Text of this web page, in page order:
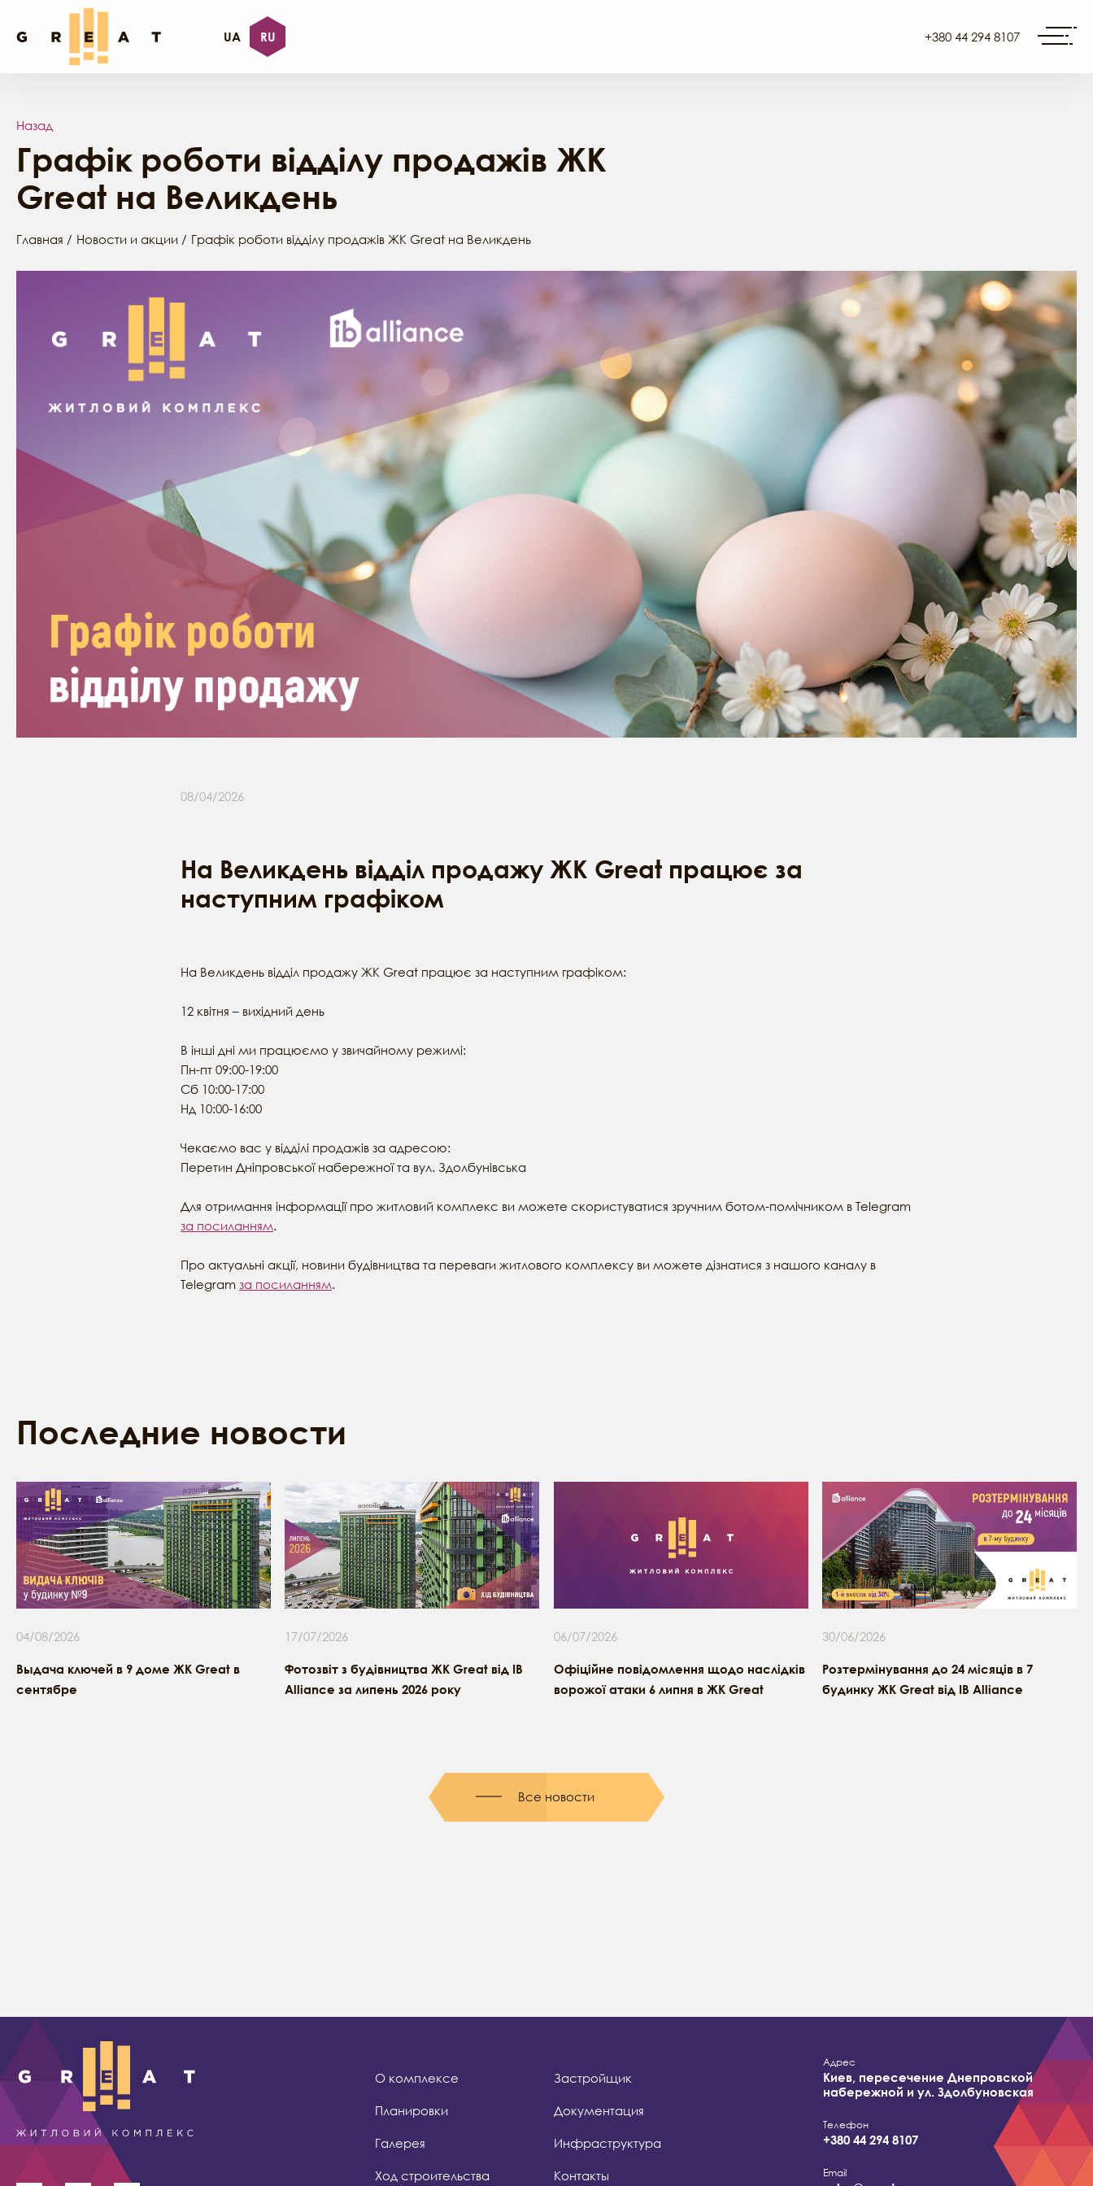
UA RU +380 44 294 8107
Назад
Графік роботи відділу продажів ЖК
Great на Великдень
Главная Новости и акции Графік роботи відділу продажів ЖК Great на Великдень
08/04/2026
На Великдень відділ продажу ЖК Great працює за
наступним графіком
На Великдень відділ продажу ЖК Great працює за наступним графіком:
12 квітня – вихідний день
В інші дні ми працюємо у звичайному режимі:
Пн-пт 09:00-19:00
Сб 10:00-17:00
Нд 10:00-16:00
Чекаємо вас у відділі продажів за адресою:
Перетин Дніпровської набережної та вул. Здолбунівська
Для отримання інформації про житловий комплекс ви можете скористуватися зручним ботом-помічником в Telegram
за посиланням.
Про актуальні акції, новини будівництва та переваги житлового комплексу ви можете дізнатися з нашого каналу в
Telegram за посиланням.
Последние новости
04/08/2026
Выдача ключей в 9 доме ЖК Great в
сентябре
17/07/2026
Фотозвіт з будівництва ЖК Great від IB
Alliance за липень 2026 року
06/07/2026
Офіційне повідомлення щодо наслідків
ворожої атаки 6 липня в ЖК Great
30/06/2026
Розтермінування до 24 місяців в 7
будинку ЖК Great від IB Alliance
Все новости
О комплексе
Планировки
Галерея
Ход строительства
Застройщик
Документация
Инфраструктура
Контакты
Адрес
Киев, пересечение Днепровской
набережной и ул. Здолбуновская
Телефон
+380 44 294 8107
Email